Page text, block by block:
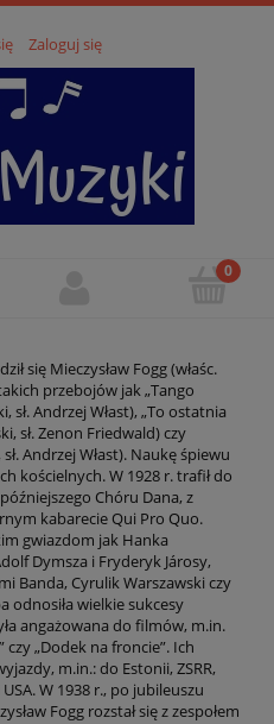
Zaloguj się
się Mieczysław Fogg (właśc.
przebojów jak „Tango
sł. Andrzej Włast), „To ostatnia
sł. Zenon Friedwald) czy
Andrzej Włast). Naukę śpiewu
kościelnych. W 1928 r. trafił do
Chóru Dana, z
kabarecie Qui Pro Quo.
gwiazdom jak Hanka
Dymsza i Fryderyk Járosy,
Banda, Cyrulik Warszawski czy
odnosiła wielkie sukcesy
angażowana do filmów, m.in.
czy „Dodek na froncie”. Ich
m.in.: do Estonii, ZSRR,
W 1938 r., po jubileuszu
Fogg rozstał się z zespołem